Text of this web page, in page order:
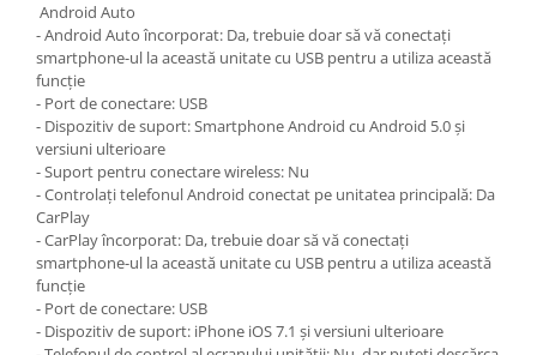
Android Auto
- Android Auto încorporat: Da, trebuie doar să vă conectați
smartphone-ul la această unitate cu USB pentru a utiliza această
funcție
- Port de conectare: USB
- Dispozitiv de suport: Smartphone Android cu Android 5.0 și
versiuni ulterioare
- Suport pentru conectare wireless: Nu
- Controlați telefonul Android conectat pe unitatea principală: Da
CarPlay
- CarPlay încorporat: Da, trebuie doar să vă conectați
smartphone-ul la această unitate cu USB pentru a utiliza această
funcție
- Port de conectare: USB
- Dispozitiv de suport: iPhone iOS 7.1 și versiuni ulterioare